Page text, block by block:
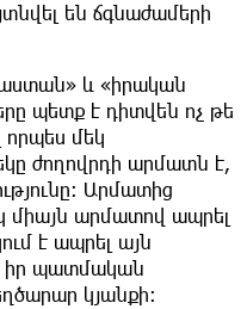
են ճգնաժամերի
և «իրական
պետք է դիտվեն ոչ թե
որպես մեկ
ժողովրդի արմատն է,
Արմատից
միայն արմատով ապրել
է ապրել այն
իր պատմական
կյանքի։